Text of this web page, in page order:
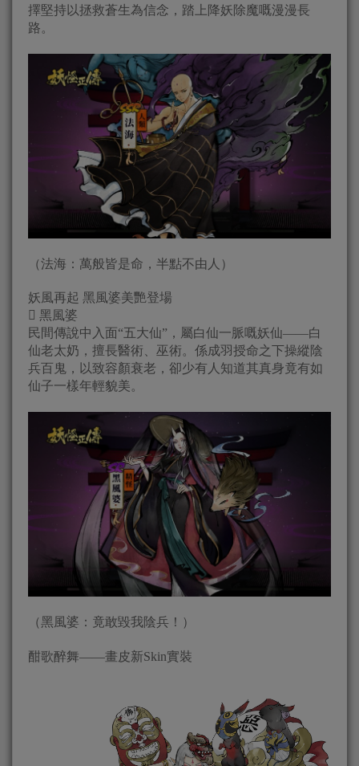
擇堅持以拯救蒼生為信念，踏上降妖除魔嘅漫漫長
路。
（法海：萬般皆是命，半點不由人）
妖風再起 黑風婆美艷登場
 黑風婆
民間傳說中入面“五大仙”，屬白仙一脈嘅妖仙——白
仙老太奶，擅長醫術、巫術。係成羽授命之下操縱陰
兵百鬼，以致容顏衰老，卻少有人知道其真身竟有如
仙子一樣年輕貌美。
（黑風婆：竟敢毀我陰兵！）
酣歌醉舞——畫皮新Skin實裝